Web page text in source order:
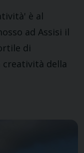
è al
ad Assisi il
di
creatività della